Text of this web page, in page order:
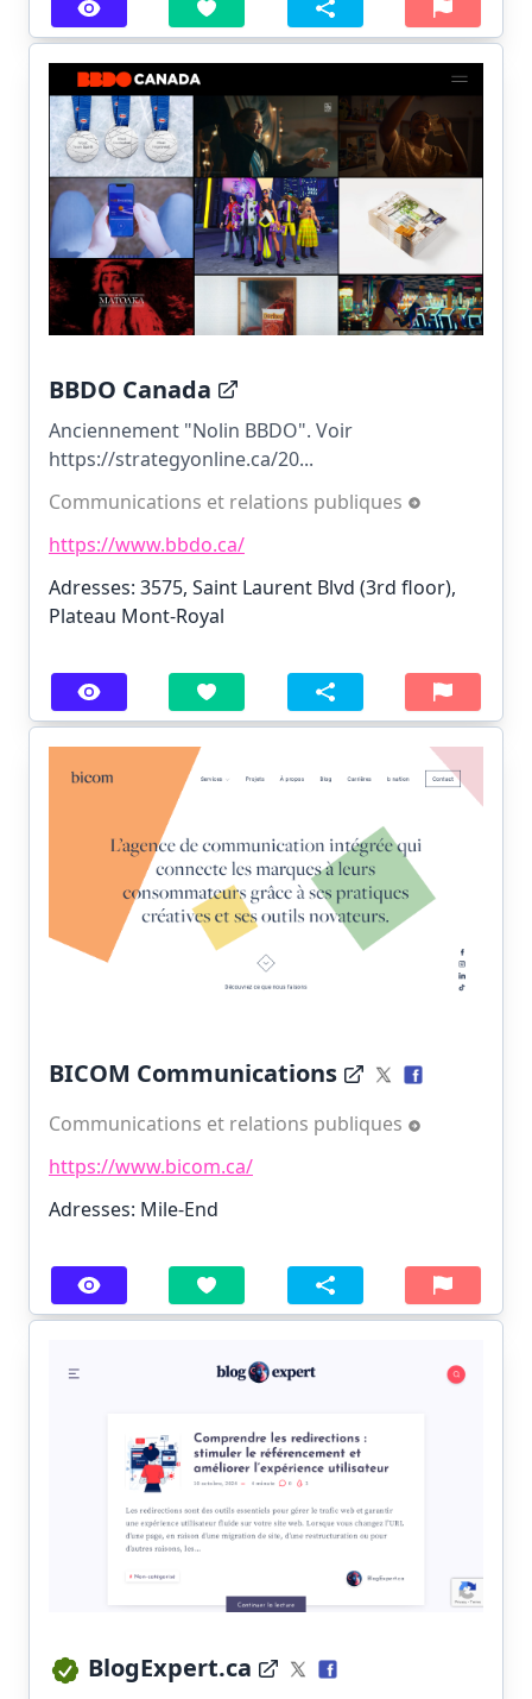
BBDO Canada
Anciennement "Nolin BBDO". Voir
https://strategyonline.ca/20...
Communications et relations publiques
https://www.bbdo.ca/
Adresses: 3575, Saint Laurent Blvd (3rd floor),
Plateau Mont-Royal
BICOM Communications
Communications et relations publiques
https://www.bicom.ca/
Adresses: Mile-End
BlogExpert.ca